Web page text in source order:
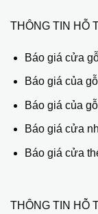
THÔNG TIN HỖ
Báo giá cửa
Báo giá của
Báo giá của
Báo giá cửa
Báo giá cửa
THÔNG TIN HỖ